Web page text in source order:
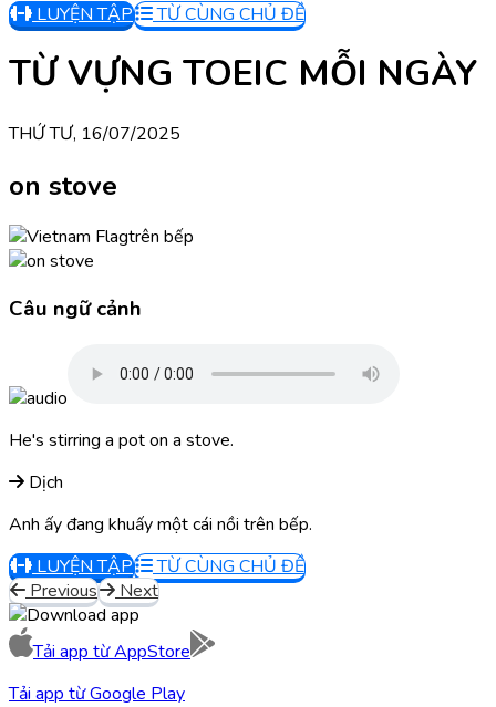
LUYỆN TẬP
TỪ CÙNG CHỦ ĐỀ
TỪ VỰNG TOEIC MỖI NGÀY
THỨ TƯ, 16/07/2025
on stove
trên bếp
Câu ngữ cảnh
He's stirring a pot on a stove.
Dịch
Anh ấy đang khuấy một cái nồi trên bếp.
LUYỆN TẬP
TỪ CÙNG CHỦ ĐỀ
Previous
Next
Tải app từAppStore
Tải app từGoogle Play